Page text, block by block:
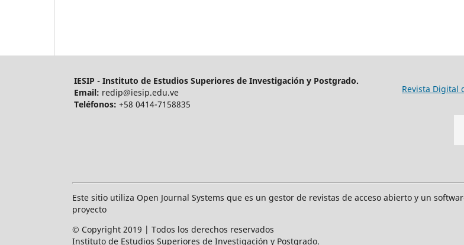
IESIP - Instituto de Estudios Superiores de Investigación y Postgrado.
Email: redip@iesip.edu.ve
Teléfonos: +58 0414-7158835
Revista Digital
Este sitio utiliza Open Journal Systems que es un gestor de revistas de acceso abierto y un
proyecto
© Copyright 2019 | Todos los derechos reservados
Instituto de Estudios Superiores de Investigación y Postgrado.